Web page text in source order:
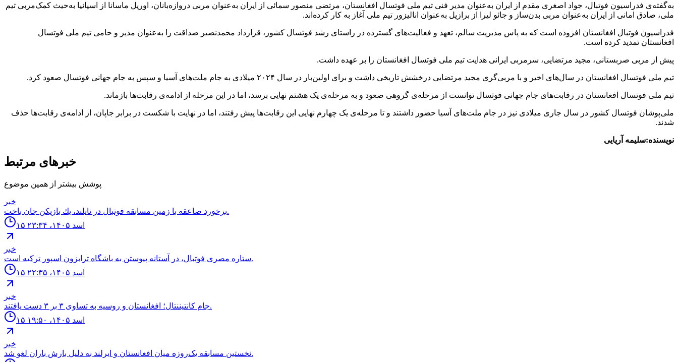
به‌گفته‌ی فدراسیون فوتبال، جواد اصغری مقدم از ایران به‌عنوان ‏مدیر فنی تیم ملی فوتسال افغانستان، مرتضی منصور سمائی از ‏ایران به‌عنوان مربی دروازه‌بانان، اوریل ماسانا از اسپانیا به‌حیث کمک‌مربی تیم
ملی، صادق امانی از ایران به‌عنوان مربی ‏بدن‌ساز و جائو لیرا از برازیل به‌عنوان انالیزور تیم ملی آغاز به ‏کار کرده‌اند.‏
فدراسیون فوتبال افغانستان افزوده است که به پاس مدیریت سالم، تعهد و ‏فعالیت‌های گسترده در راستای رشد فوتسال کشور، قرارداد محمدنصیر صداقت را به‌عنوان مدیر و حامی تیم ملی فوتسال
افغانستان ‏تمدید کرده است‎.‎
پیش از مربی صربستانی، مجید مرتضایی، سرمربی ایرانی هدایت ‏تیم ملی فوتسال افغانستان را بر عهده داشت.‏‎
تیم ملی فوتسال افغانستان در سال‌های اخیر و با مربی‌گری مجید ‏مرتضایی درخشش تاریخی داشت و برای اولین‌بار در سال ۲۰۲۴ ‏میلادی به جام ملت‌های آسیا و سپس به جام جهانی فوتسال صعود ‏کرد‎.
تیم ملی فوتسال افغانستان در رقابت‌های جام جهانی فوتسال توانست ‏از مرحله‌ی گروهی صعود و به مرحله‌ی یک هشتم نهایی برسد، ‏اما در این مرحله از ادامه‌ی رقابت‌ها بازماند‎.
ملی‌پوشان فوتسال کشور در سال جاری میلادی نیز در جام ‏ملت‌های آسیا حضور داشتند و تا مرحله‌ی یک چهارم نهایی این ‏رقابت‌ها پیش‌ رفتند، اما در نهایت با شکست در برابر جاپان، از ‏ادامه‌ی رقابت‌ها حذف
شدند‎.‎
نویسنده:سلیمه آریایی
خبرهای مرتبط
پوشش بیشتر از همین موضوع
خبر
برخورد صاعقه با زمين مسابقه فوتبال در تايلند، يك بازيكن جان باخت.
۱۵ اسد ۱۴۰۵، ۲۳:۳۴
خبر
ستاره مصرى فوتبال، در آستانه پيوستن به باشگاه ترابزون اسپور تركيه است.
۱۵ اسد ۱۴۰۵، ۲۲:۳۵
خبر
جام كانتيننتال؛ افغانستان و روسيه به تساوى ٣ بر ٣ دست يافتند.
۱۵ اسد ۱۴۰۵، ۱۹:۵۰
خبر
نخستین مسابقه یک‌روزه میان افغانستان و ایرلند به دلیل بارش باران لغو شد.